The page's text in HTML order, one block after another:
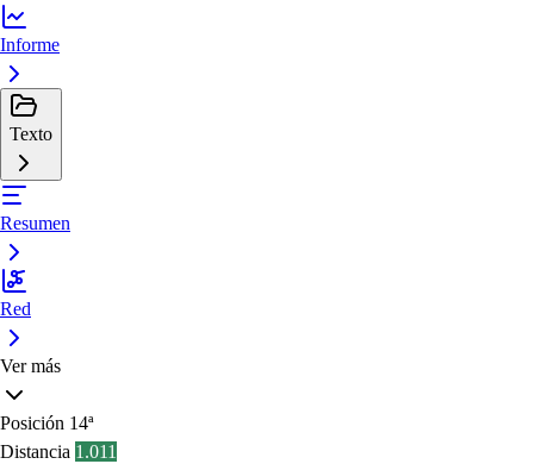
Informe
Texto
Resumen
Red
Ver más
Posición 14ª
Distancia 1.011